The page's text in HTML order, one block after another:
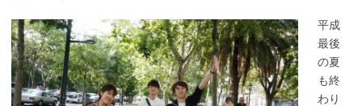
平成
最後
の夏
も終
わり